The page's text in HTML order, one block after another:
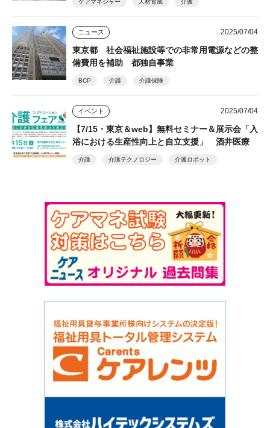
ケアマネジャー 人材育成 介護
ニュース 2025/07/04
東京都 社会福祉施設等での非常用電源などの整
備費用を補助 都独自事業
BCP 介護 介護保険
イベント 2025/07/04
【7/15・東京＆web】無料セミナー＆展示会「入
浴における生産性向上と自立支援」 酒井医療
介護 介護テクノロジー 介護ロボット